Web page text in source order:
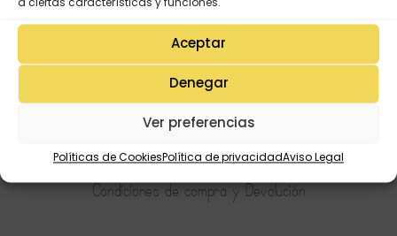
Aceptar
Denegar
Ver preferencias
Políticas de CookiesPolítica de privacidadAviso Legal
Tienda
Aviso Legal
Política de Privacidad
Política de Cookies
Terminos y condiciones
Condiciones de compra y Devolución